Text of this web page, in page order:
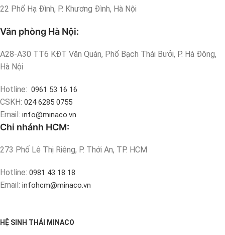
22 Phố Hạ Đình, P. Khương Đình, Hà Nội
Văn phòng Hà Nội:
A28-A30 TT6 KĐT Văn Quán, Phố Bạch Thái Bưởi, P. Hà Đông,
Hà Nội
Hotline: 0961 53 16 16
CSKH: 024 6285 0755
Email: info@minaco.vn
Chi nhánh HCM:
273 Phố Lê Thị Riêng, P. Thới An, TP. HCM
Hotline: 0981 43 18 18
Email: infohcm@minaco.vn
HỆ SINH THÁI MINACO